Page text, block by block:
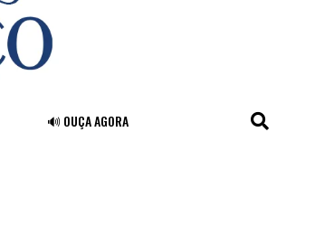
🔊 OUÇA AGORA